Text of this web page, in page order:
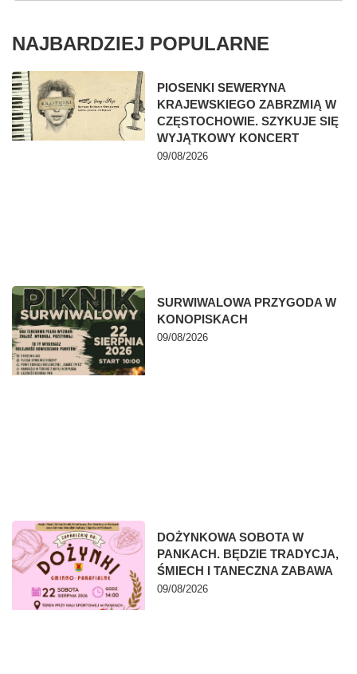
NAJBARDZIEJ POPULARNE
PIOSENKI SEWERYNA
KRAJEWSKIEGO ZABRZMIĄ W
CZĘSTOCHOWIE. SZYKUJE SIĘ
WYJĄTKOWY KONCERT
09/08/2026
SURWIWALOWA PRZYGODA W
KONOPISKACH
09/08/2026
DOŻYNKOWA SOBOTA W
PANKACH. BĘDZIE TRADYCJA,
ŚMIECH I TANECZNA ZABAWA
09/08/2026